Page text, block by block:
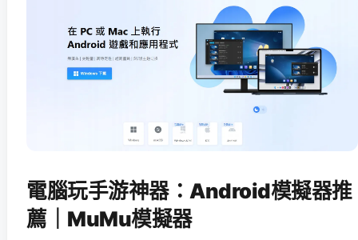
電腦玩手游神器：Android模擬器推
薦｜MuMu模擬器